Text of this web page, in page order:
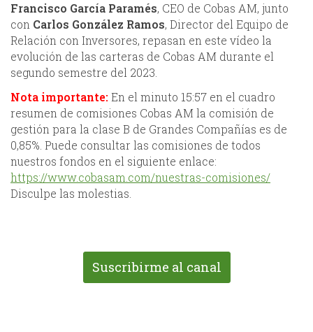
Francisco García Paramés, CEO de Cobas AM, junto
con Carlos González Ramos, Director del Equipo de
Relación con Inversores, repasan en este vídeo la
evolución de las carteras de Cobas AM durante el
segundo semestre del 2023.
Nota importante: En el minuto 15:57 en el cuadro
resumen de comisiones Cobas AM la comisión de
gestión para la clase B de Grandes Compañías es de
0,85%. Puede consultar las comisiones de todos
nuestros fondos en el siguiente enlace:
https://www.cobasam.com/nuestras-comisiones/
Disculpe las molestias.
Suscribirme al canal